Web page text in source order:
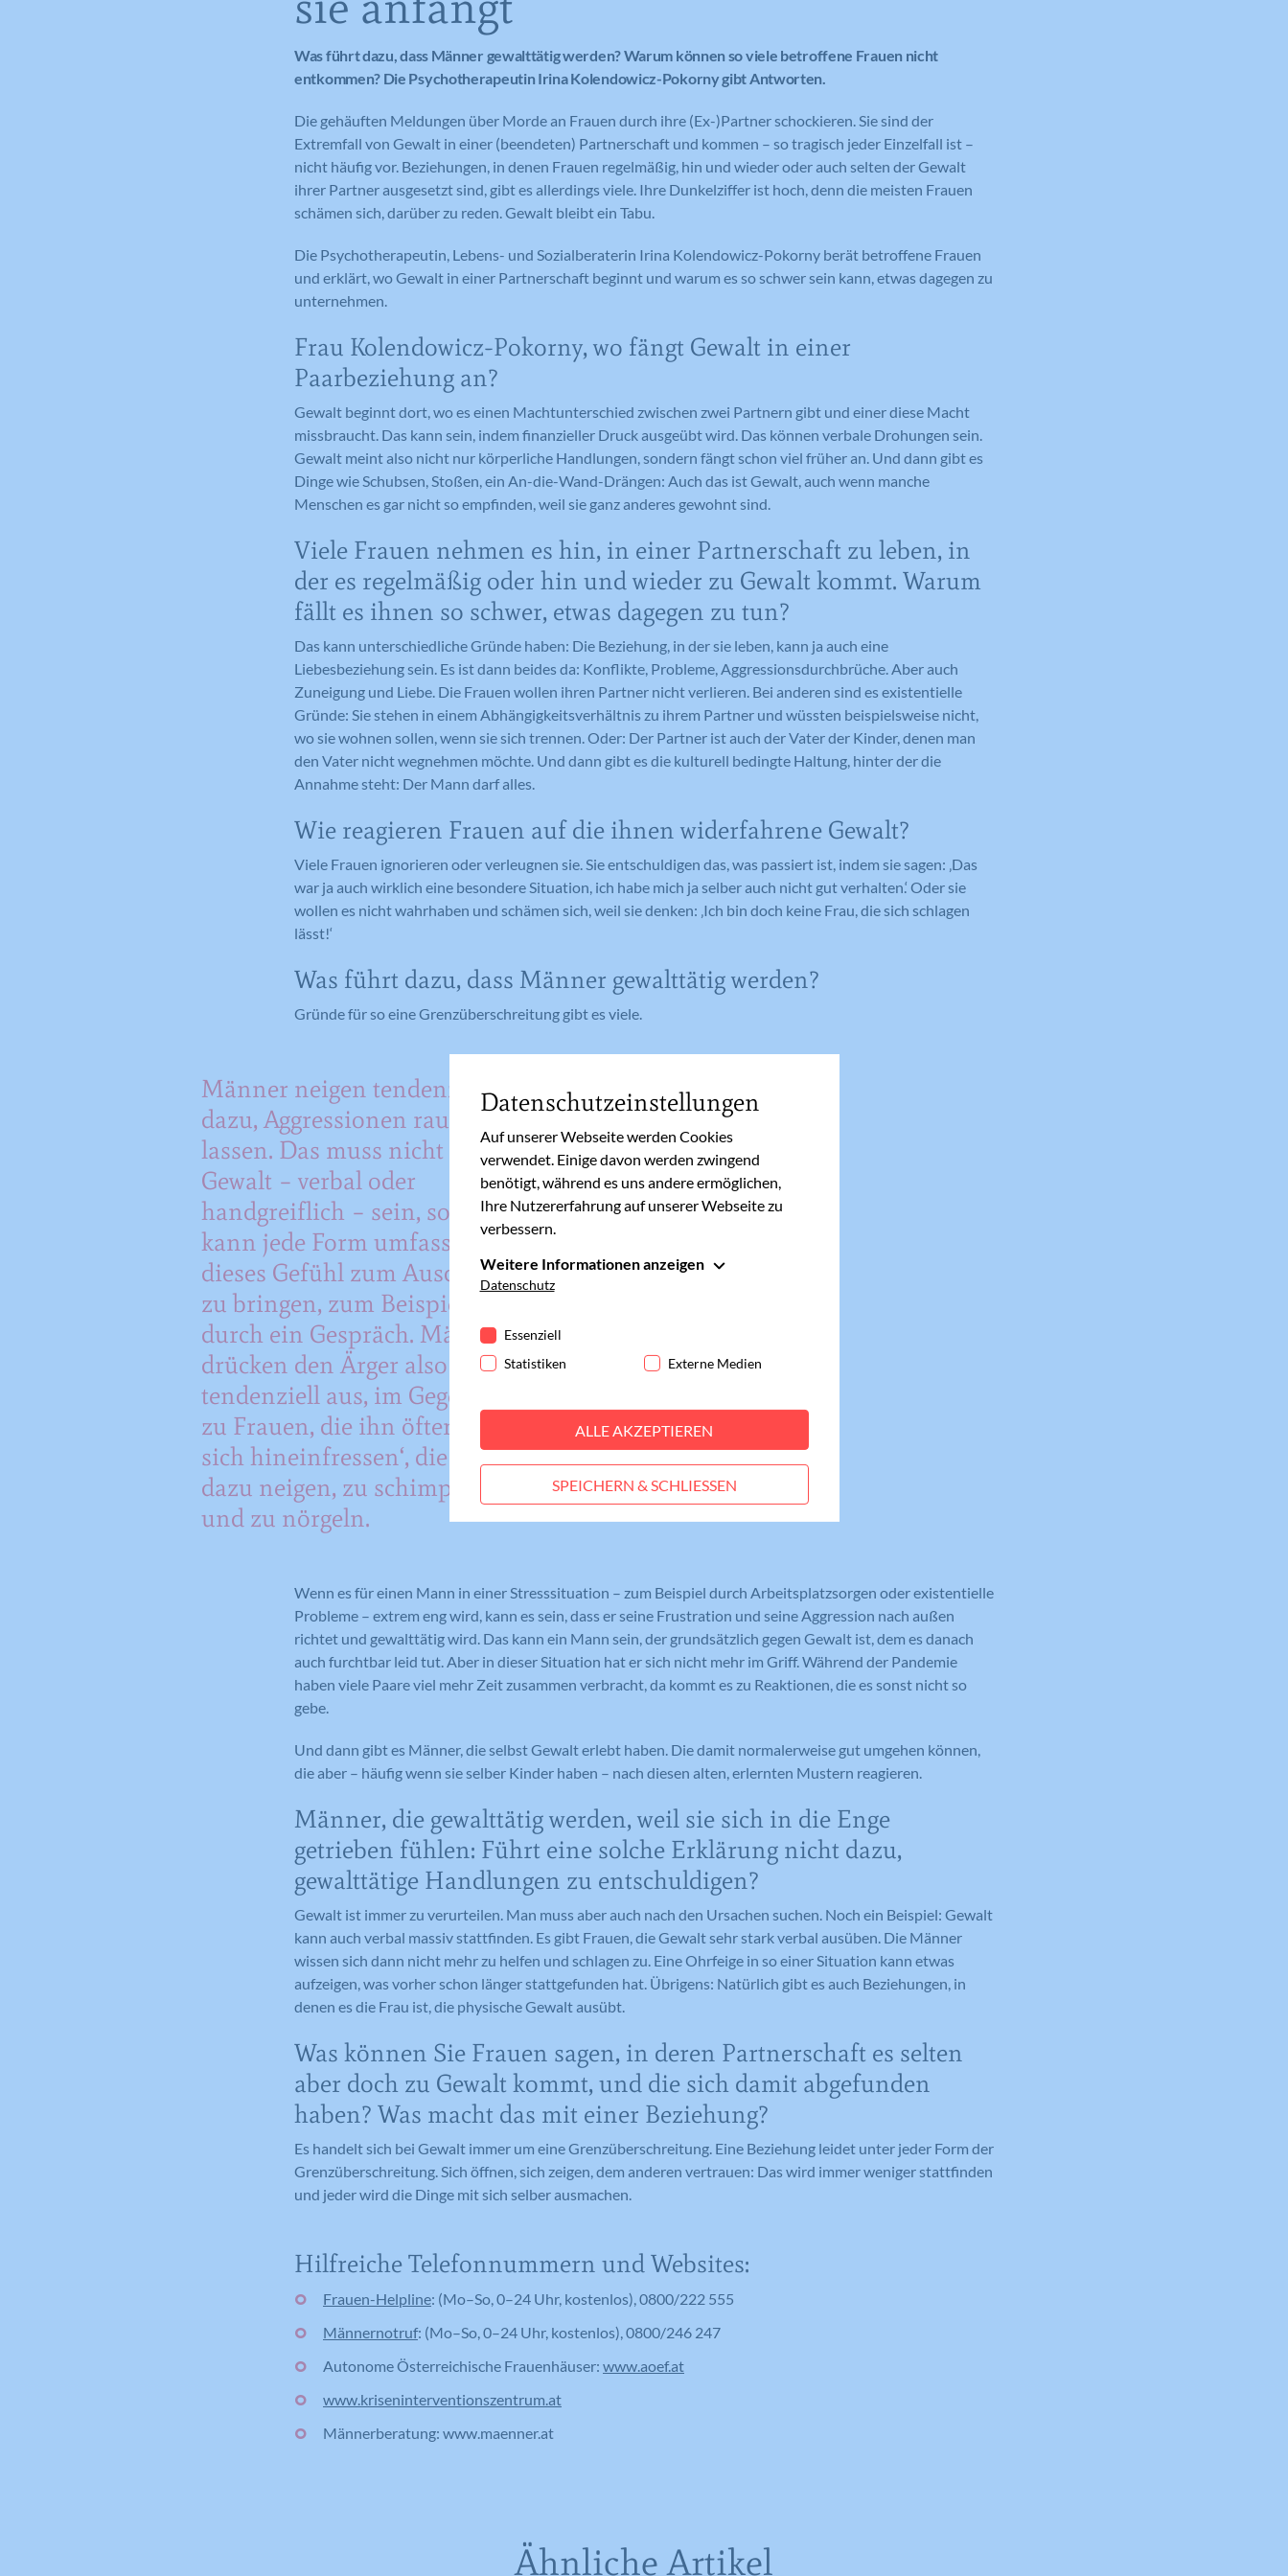
Was führt dazu, dass Männer gewalttätig werden? Warum können so viele betroffene Frauen nicht
entkommen? Die Psychotherapeutin Irina Kolendowicz-Pokorny gibt Antworten.
Die gehäuften Meldungen über Morde an Frauen durch ihre (Ex-)Partner schockieren. Sie sind der
Extremfall von Gewalt in einer (beendeten) Partnerschaft und kommen – so tragisch jeder Einzelfall ist –
nicht häufig vor. Beziehungen, in denen Frauen regelmäßig, hin und wieder oder auch selten der Gewalt
ihrer Partner ausgesetzt sind, gibt es allerdings viele. Ihre Dunkelziffer ist hoch, denn die meisten Frauen
schämen sich, darüber zu reden. Gewalt bleibt ein Tabu.
Die Psychotherapeutin, Lebens- und Sozialberaterin Irina Kolendowicz-Pokorny berät betroffene Frauen
und erklärt, wo Gewalt in einer Partnerschaft beginnt und warum es so schwer sein kann, etwas dagegen zu
unternehmen.
Frau Kolendowicz-Pokorny, wo fängt Gewalt in einer
Paarbeziehung an?
Gewalt beginnt dort, wo es einen Machtunterschied zwischen zwei Partnern gibt und einer diese Macht
missbraucht. Das kann sein, indem finanzieller Druck ausgeübt wird. Das können verbale Drohungen sein.
Gewalt meint also nicht nur körperliche Handlungen, sondern fängt schon viel früher an. Und dann gibt es
Dinge wie Schubsen, Stoßen, ein An-die-Wand-Drängen: Auch das ist Gewalt, auch wenn manche
Menschen es gar nicht so empfinden, weil sie ganz anderes gewohnt sind.
Viele Frauen nehmen es hin, in einer Partnerschaft zu leben, in
der es regelmäßig oder hin und wieder zu Gewalt kommt. Warum
fällt es ihnen so schwer, etwas dagegen zu tun?
Das kann unterschiedliche Gründe haben: Die Beziehung, in der sie leben, kann ja auch eine
Liebesbeziehung sein. Es ist dann beides da: Konflikte, Probleme, Aggressionsdurchbrüche. Aber auch
Zuneigung und Liebe. Die Frauen wollen ihren Partner nicht verlieren. Bei anderen sind es existentielle
Gründe: Sie stehen in einem Abhängigkeitsverhältnis zu ihrem Partner und wüssten beispielsweise nicht,
wo sie wohnen sollen, wenn sie sich trennen. Oder: Der Partner ist auch der Vater der Kinder, denen man
den Vater nicht wegnehmen möchte. Und dann gibt es die kulturell bedingte Haltung, hinter der die
Annahme steht: Der Mann darf alles.
Wie reagieren Frauen auf die ihnen widerfahrene Gewalt?
Viele Frauen ignorieren oder verleugnen sie. Sie entschuldigen das, was passiert ist, indem sie sagen: ‚Das
war ja auch wirklich eine besondere Situation, ich habe mich ja selber auch nicht gut verhalten.‘ Oder sie
wollen es nicht wahrhaben und schämen sich, weil sie denken: ‚Ich bin doch keine Frau, die sich schlagen
lässt!‘
Was führt dazu, dass Männer gewalttätig werden?
Gründe für so eine Grenzüberschreitung gibt es viele.
Männer neigen tendenziell
dazu, Aggressionen raus zu
lassen. Das muss nicht immer
Gewalt – verbal oder
handgreiflich – sein, sondern
kann jede Form umfassen,
dieses Gefühl zum Ausdruck
zu bringen, zum Beispiel
durch ein Gespräch. Männer
drücken den Ärger also
tendenziell aus, im Gegensatz
zu Frauen, die ihn öfter ‚in
sich hineinfressen‘, die auch
dazu neigen, zu schimpfen
und zu nörgeln.
Wenn es für einen Mann in einer Stresssituation – zum Beispiel durch Arbeitsplatzsorgen oder existentielle
Probleme – extrem eng wird, kann es sein, dass er seine Frustration und seine Aggression nach außen
richtet und gewalttätig wird. Das kann ein Mann sein, der grundsätzlich gegen Gewalt ist, dem es danach
auch furchtbar leid tut. Aber in dieser Situation hat er sich nicht mehr im Griff. Während der Pandemie
haben viele Paare viel mehr Zeit zusammen verbracht, da kommt es zu Reaktionen, die es sonst nicht so
gebe.
Und dann gibt es Männer, die selbst Gewalt erlebt haben. Die damit normalerweise gut umgehen können,
die aber – häufig wenn sie selber Kinder haben – nach diesen alten, erlernten Mustern reagieren.
Männer, die gewalttätig werden, weil sie sich in die Enge
getrieben fühlen: Führt eine solche Erklärung nicht dazu,
gewalttätige Handlungen zu entschuldigen?
Gewalt ist immer zu verurteilen. Man muss aber auch nach den Ursachen suchen. Noch ein Beispiel: Gewalt
kann auch verbal massiv stattfinden. Es gibt Frauen, die Gewalt sehr stark verbal ausüben. Die Männer
wissen sich dann nicht mehr zu helfen und schlagen zu. Eine Ohrfeige in so einer Situation kann etwas
aufzeigen, was vorher schon länger stattgefunden hat. Übrigens: Natürlich gibt es auch Beziehungen, in
denen es die Frau ist, die physische Gewalt ausübt.
Was können Sie Frauen sagen, in deren Partnerschaft es selten
aber doch zu Gewalt kommt, und die sich damit abgefunden
haben? Was macht das mit einer Beziehung?
Es handelt sich bei Gewalt immer um eine Grenzüberschreitung. Eine Beziehung leidet unter jeder Form der
Grenzüberschreitung. Sich öffnen, sich zeigen, dem anderen vertrauen: Das wird immer weniger stattfinden
und jeder wird die Dinge mit sich selber ausmachen.
Hilfreiche Telefonnummern und Websites:
Frauen-Helpline: (Mo–So, 0–24 Uhr, kostenlos), 0800/222 555
Männernotruf: (Mo–So, 0–24 Uhr, kostenlos), 0800/246 247
Autonome Österreichische Frauenhäuser: www.aoef.at
www.kriseninterventionszentrum.at
Männerberatung: www.maenner.at
Ähnliche Artikel
Datenschutzeinstellungen
Auf unserer Webseite werden Cookies
verwendet. Einige davon werden zwingend
benötigt, während es uns andere ermöglichen,
Ihre Nutzererfahrung auf unserer Webseite zu
verbessern.
Essenziell
Funktionen der Webseite benötigt. Dadurch ist
gewährleistet, dass die Webseite einwandfrei
funktioniert.
Name fe_typo_user
Anbieter Meine Familie
Session
Name PHPSESSID
Anbieter Meine Familie
Zweck
Eindeutige ID, die die Sitzung des
Name cookie_optin
Anbieter Meine Familie
Laufzeit 1 Jahr
Dieses Cookie wird verwendet, um Ihre
Statistiken
Statistik-Cookies helfen uns zu verstehen, wie
Benutzer mit unserer Webseite interagieren,
Name _gat_lokal
Anbieter Google Analytics
Zweck
um die Anforderungsrate
einzuschränken.
Anbieter Google Analytics
1 Minute
Zweck
Wird von Google Analytics verwendet,
um die Anforderungsrate
Name _gid
Laufzeit 1 Tag
Zweck
verwendet wird, um statistische Daten
nutzt, zu generieren.
Name
Anbieter
Zweck
dazu, wie der Besucher die Website
Cookie-Informationen anzeigen
Externe Medien
Diese Cookies werden dazu verwendet, die
Besucher all unserer Websites nachzuverfolgen.
oder eindeutige Daten gesammelt werden.
Anonymisierte Daten werden evtl. mit Dritten
geteilt.
Name NID
Laufzeit 6 Monate
Zweck
Wird zum Entsperren von Google Maps
Inhalten verwendet.
Name GPS
Laufzeit 1 Tag
basierend auf dem geografischen GPS-
Name VISITOR_INFO1_LIVE
Anbieter YouTube
Cookie-Informationen anzeigen
Weitere Informationen anzeigen
Datenschutz
Essenziell
Statistiken
Externe Medien
ALLE AKZEPTIEREN
SPEICHERN & SCHLIESSEN